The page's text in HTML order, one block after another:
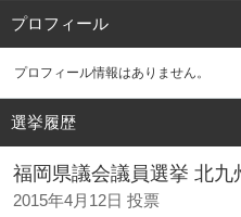
プロフィール
プロフィール情報はありません。
選挙履歴
福岡県議会議員選挙 北九
2015年4月12日 投票